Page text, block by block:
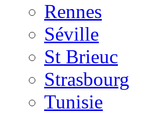
Rennes
Séville
St Brieuc
Strasbourg
Tunisie